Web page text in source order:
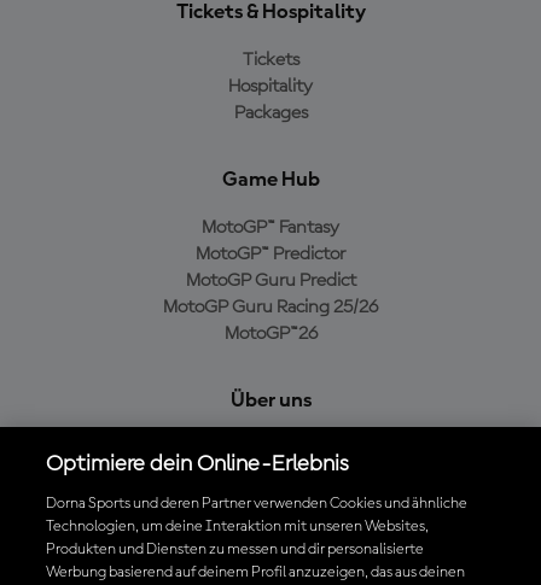
Tickets & Hospitality
Tickets
Hospitality
Packages
Game Hub
MotoGP™ Fantasy
MotoGP™ Predictor
MotoGP Guru Predict
MotoGP Guru Racing 25/26
MotoGP™26
Über uns
Cookie-Richtlinien
Geschäftsbedingungen
Datenschutzrichtlinien
Kaufrichtlinie
Optimiere dein Online-Erlebnis
Dorna Sports und deren Partner verwenden Cookies und ähnliche
Technologien, um deine Interaktion mit unseren Websites,
Produkten und Diensten zu messen und dir personalisierte
Werbung basierend auf deinem Profil anzuzeigen, das aus deinen